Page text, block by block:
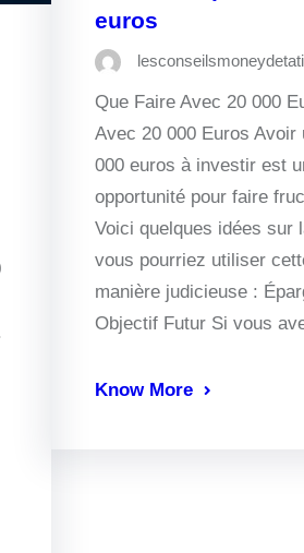
euros
lesconseilsmoneydetati
Que Faire Avec 20 000
Avec 20 000 Euros Avoir
000 euros à investir est
opportunité pour faire
Voici quelques idées sur
vous pourriez utiliser
manière judicieuse :
Objectif Futur Si vous
Know More